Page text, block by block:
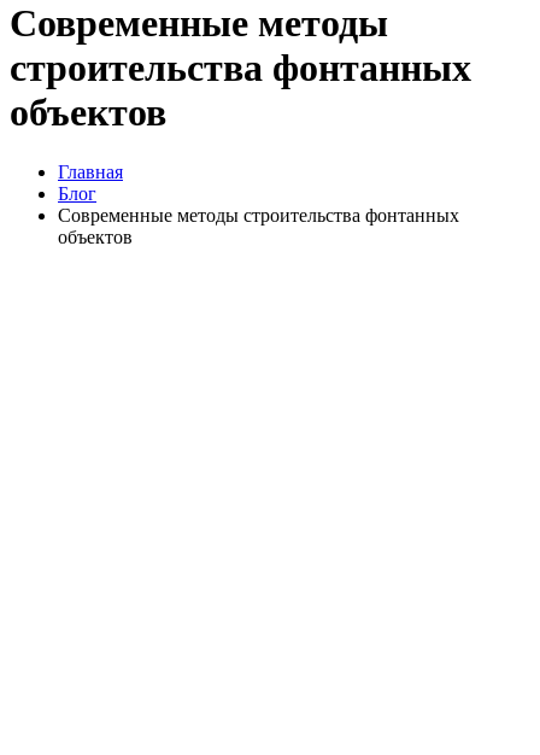
Современные методы
строительства фонтанных
объектов
Главная
Блог
Современные методы строительства фонтанных
объектов